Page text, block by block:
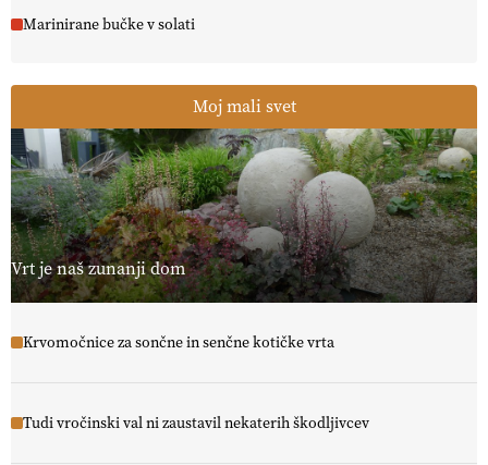
Marinirane bučke v solati
Moj mali svet
Vrt je naš zunanji dom
Krvomočnice za sončne in senčne kotičke vrta
Tudi vročinski val ni zaustavil nekaterih škodljivcev